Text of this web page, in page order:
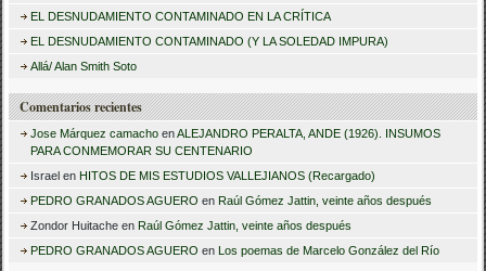
r
EL DESNUDAMIENTO CONTAMINADO EN LA CRÍTICA
EL DESNUDAMIENTO CONTAMINADO (Y LA SOLEDAD IMPURA)
Allá/ Alan Smith Soto
Comentarios recientes
Jose Márquez camacho enALEJANDRO PERALTA, ANDE (1926). INSUMOS
PARA CONMEMORAR SU CENTENARIO
Israel en HITOS DE MIS ESTUDIOS VALLEJIANOS (Recargado)
PEDRO GRANADOS AGUERO en Raúl Gómez Jattin, veinte años después
Zondor Huitache en Raúl Gómez Jattin, veinte años después
PEDRO GRANADOS AGUERO en Los poemas de Marcelo González del Río